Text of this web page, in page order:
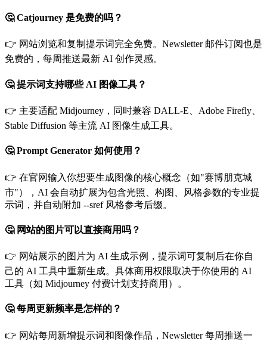
🤔 Catjourney 是免费的吗？
👉 网站浏览和复制提示词完全免费。Newsletter 邮件订阅也是
免费的，每周推送最新 AI 创作灵感。
🤔 提示词支持哪些 AI 图像工具？
👉 主要适配 Midjourney，同时兼容 DALL-E、Adobe Firefly、
Stable Diffusion 等主流 AI 图像生成工具。
🤔 Prompt Generator 如何使用？
👉 在官网输入你想要生成图像的核心概念（如"赛博朋克城
市"），AI 会自动扩展为包含光照、构图、风格参数的专业提
示词，并自动附加 --sref 风格参考后缀。
🤔 网站的图片可以直接商用吗？
👉 网站展示的图片为 AI 生成示例，提示词可复制后在你自
己的 AI 工具中重新生成。具体商用权限取决于你使用的 AI
工具（如 Midjourney 付费计划支持商用）。
🤔 每周更新频率是怎样的？
👉 网站每周新增提示词和图像作品，Newsletter 每周推送一